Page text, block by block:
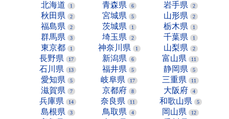
北海道
1 青森県 6 岩手県 2
秋田県 2 宮城県 5 山形県 2
福島県 2 茨城県 1 栃木県 1
群馬県 3 埼玉県 2 千葉県 1
東京都 1 神奈川県 1 山梨県 2
長野県 17 新潟県 6 富山県 11
石川県 13 福井県 5 静岡県 5
愛知県 5 岐阜県 17 三重県 11
滋賀県 7 京都府 8 大阪府 4
兵庫県 14 奈良県 11 和歌山県 5
島根県 3 鳥取県 4 岡山県 12